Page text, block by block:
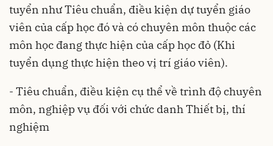
tuyển như Tiêu chuẩn, điều kiện dự tuyển giáo
viên của cấp học đó và có chuyên môn thuộc các
môn học đang thực hiện của cấp học đỏ (Khi
tuyển dụng thực hiện theo vị trí giáo viên).
- Tiêu chuẩn, điều kiện cụ thể về trình độ chuyên
môn, nghiệp vụ đối với chức danh Thiết bị, thí
nghiệm